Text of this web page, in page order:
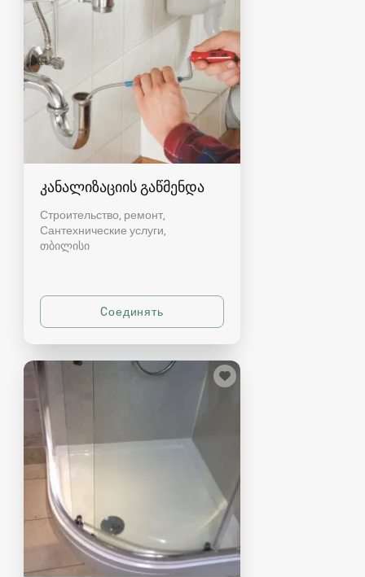
კანალიზაციის გაწმენდა
Строительство, ремонт,
Сантехнические услуги
თბილისი